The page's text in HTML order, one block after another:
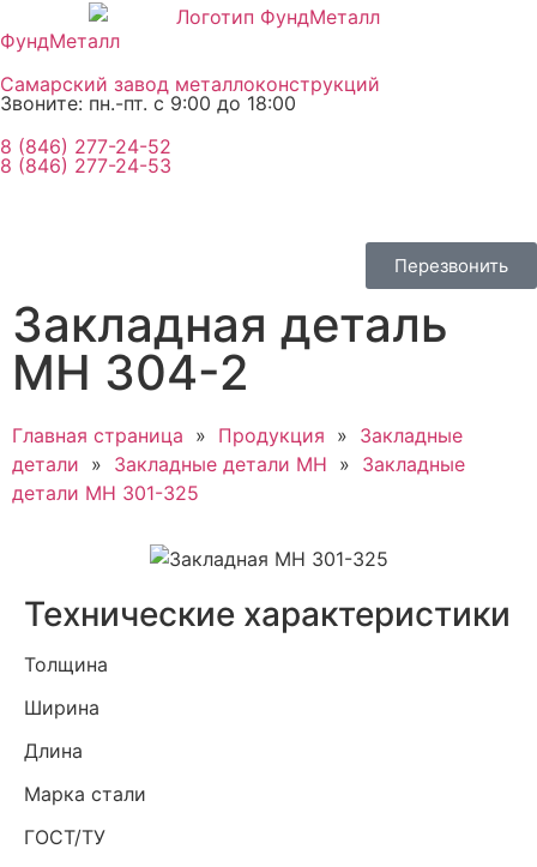
ФундМеталл
Самарский завод металлоконструкций
Звоните: пн.-пт. с 9:00 до 18:00
8 (846) 277-24-52
8 (846) 277-24-53
Перезвонить
Закладная деталь
МН 304-2
Главная страница » Продукция » Закладные
детали » Закладные детали МН » Закладные
детали МН 301-325
Технические характеристики
Толщина
Ширина
Длина
Марка стали
ГОСТ/ТУ